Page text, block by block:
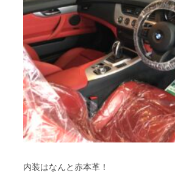
内装はなんと赤本革！